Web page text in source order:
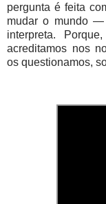
pergunta é feita
mudar o mundo —
interpreta.
acreditamos nos
os questionamos,